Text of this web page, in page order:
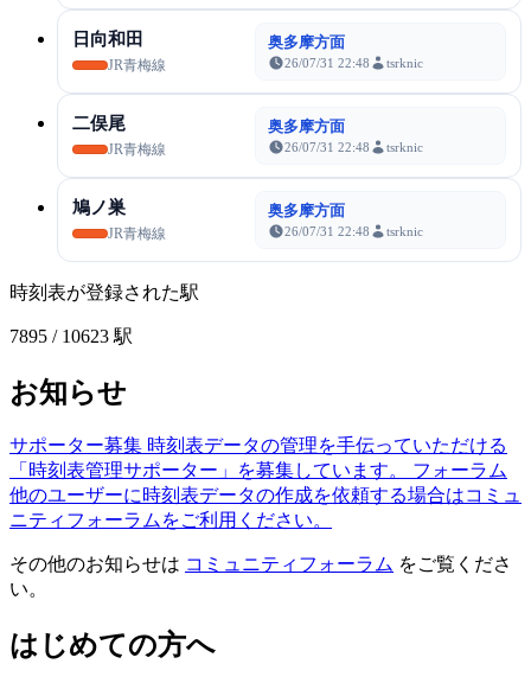
日向和田
JR青梅線
奥多摩方面
26/07/31 22:48 tsrknic
二俣尾
JR青梅線
奥多摩方面
26/07/31 22:48 tsrknic
鳩ノ巣
JR青梅線
奥多摩方面
26/07/31 22:48 tsrknic
時刻表が登録された駅
7895 / 10623 駅
お知らせ
サポーター募集 時刻表データの管理を手伝っていただける
「時刻表管理サポーター」を募集しています。
フォーラム
他のユーザーに時刻表データの作成を依頼する場合はコミュ
ニティフォーラムをご利用ください。
その他のお知らせは コミュニティフォーラム をご覧くださ
い。
はじめての方へ